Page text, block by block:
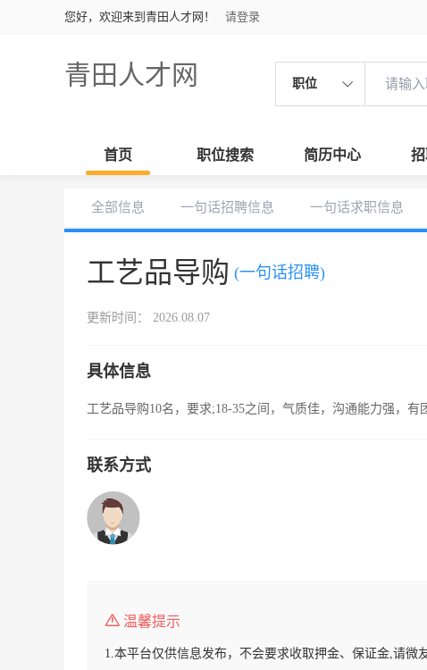
您好，欢迎来到青田人才网！ 请登录
青田人才网 职位
首页 职位搜索 简历中心
全部信息 一句话招聘信息 一句话求职信息
工艺品导购 (一句话招聘)
更新时间： 2026.08.07
具体信息
工艺品导购10名，要求;18-35之间，气质佳，沟通能力强，有
联系方式
温馨提示
1.本平台仅供信息发布，不会要求收取押金、保证金,请微